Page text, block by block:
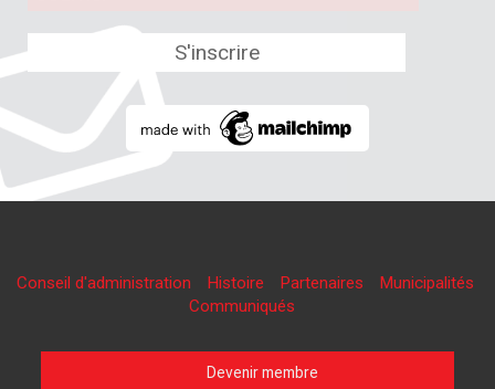
Conseil d'administration Histoire Partenaires
Municipalités
Communiqués
Devenir membre